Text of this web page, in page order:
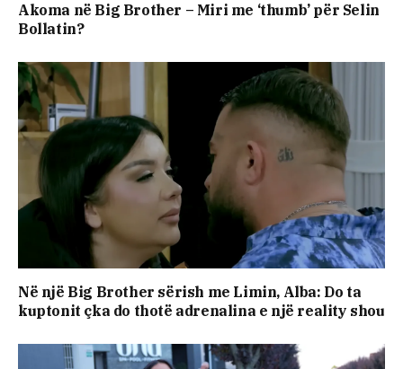
Akoma në Big Brother – Miri me ‘thumb’ për Selin
Bollatin?
Në një Big Brother sërish me Limin, Alba: Do ta
kuptonit çka do thotë adrenalina e një reality shou